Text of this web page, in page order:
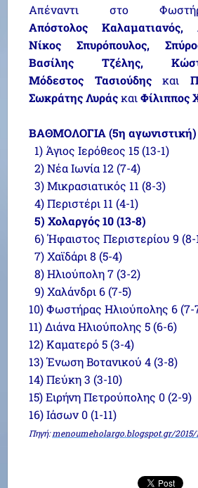
Απέναντι στο
Απόστολος
Νίκος Σπυρόπουλος,
Βασίλης Τζέλης,
Μόδεστος Τασιούδηςκαι
Σωκράτης ΛυράςκαιΦίλιππος
ΒΑΘΜΟΛΟΓΙΑ (5η αγωνιστική)
1) Άγιος Ιερόθεος 15 (13-1)
2) Νέα Ιωνία 12 (7-4)
3) Μικρασιατικός 11 (8-3)
4) Περιστέρι 11 (4-1)
5) Χολαργός 10 (13-8)
6) Ήφαιστος Περιστερίου 9 (8-
7) Χαϊδάρι 8 (5-4)
8) Ηλιούπολη 7 (3-2)
9) Χαλάνδρι 6 (7-5)
10) Φωστήρας Ηλιούπολης 6 (7-
11) Διάνα Ηλιούπολης 5 (6-6)
12) Καματερό 5 (3-4)
13) Ένωση Βοτανικού 4 (3-8)
14) Πεύκη 3 (3-10)
15) Ειρήνη Πετρούπολης 0 (2-9)
16) Ιάσων 0 (1-11)
Πηγή:menoumeholargo.blogspot.gr/